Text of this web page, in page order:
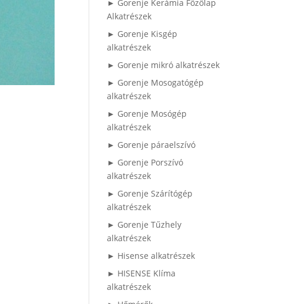
► Gorenje Kerámia Főzőlap
Alkatrészek
► Gorenje Kisgép
alkatrészek
► Gorenje mikró alkatrészek
► Gorenje Mosogatógép
alkatrészek
► Gorenje Mosógép
alkatrészek
► Gorenje páraelszívó
► Gorenje Porszívó
alkatrészek
► Gorenje Szárítógép
alkatrészek
► Gorenje Tűzhely
alkatrészek
► Hisense alkatrészek
► HISENSE Klíma
alkatrészek